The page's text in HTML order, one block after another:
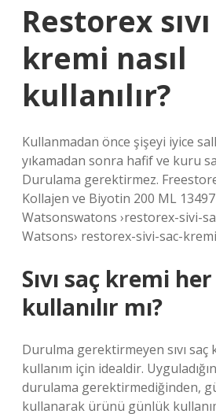
Restorex
kremi nasıl
kullanılır?
Kullanmadan önce şişeyi iyice
yıkamadan sonra hafif ve kuru
Durulama gerektirmez.
Kollajen ve Biyotin 200 ML
Watsonswatons ›restorex-sivi-
Watsons› restorex-sivi-sac-
Sıvı saç kremi
kullanılır mı?
Durulma gerektirmeyen sıvı
kullanım için idealdir.
durulama gerektirmediğinden,
kullanarak ürünü günlük